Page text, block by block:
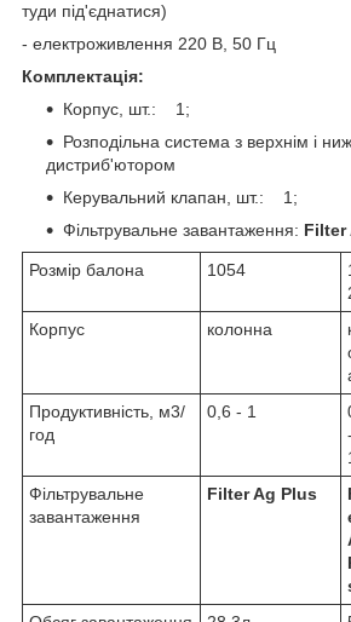
туди під'єднатися)
- електроживлення 220 В, 50 Гц
Комплектація:
Корпус, шт.: 1;
Розподільна система з верхнім і
дистриб'ютором
Керувальний клапан, шт.: 1;
Фільтрувальне завантаження: Filter
Розмір балона 1054
Корпус
колонна
Продуктивність, м3/
год
0,6 - 1
-
Фільтрувальне
завантаження
Filter Ag Plus